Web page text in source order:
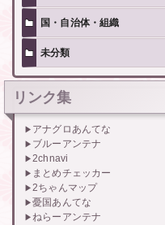
国・自治体・組織
未分類
リンク集
アナグロあんてな
ブルーアンテナ
2chnavi
まとめチェッカー
2ちゃんマップ
憂国あんてな
ねらーアンテナ